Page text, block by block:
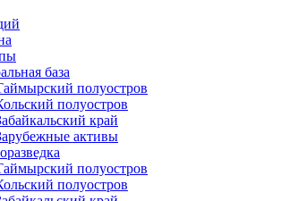
база
полуостров
полуостров
край
активы
полуостров
полуостров